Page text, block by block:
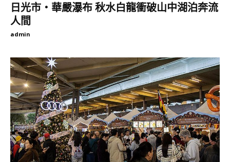
小熊維尼側背包，裝進手機、錢包，就能讓小熊維尼陪著你一起逛
街了～
日光市‧華嚴瀑布 秋水白龍衝破山中湖泊奔流
人間
admin